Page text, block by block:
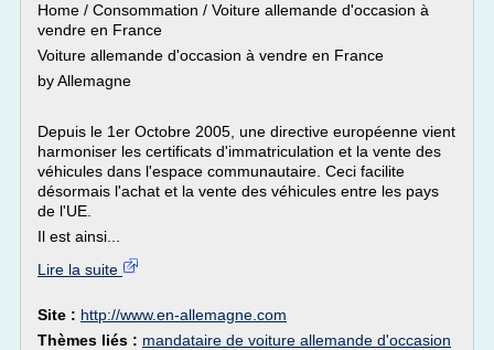
Home / Consommation / Voiture allemande d'occasion à
vendre en France
Voiture allemande d'occasion à vendre en France
by Allemagne
Depuis le 1er Octobre 2005, une directive européenne vient
harmoniser les certificats d'immatriculation et la vente des
véhicules dans l'espace communautaire. Ceci facilite
désormais l'achat et la vente des véhicules entre les pays
de l'UE.
Il est ainsi...
Lire la suite
Site : http://www.en-allemagne.com
Thèmes liés : mandataire de voiture allemande d'occasion